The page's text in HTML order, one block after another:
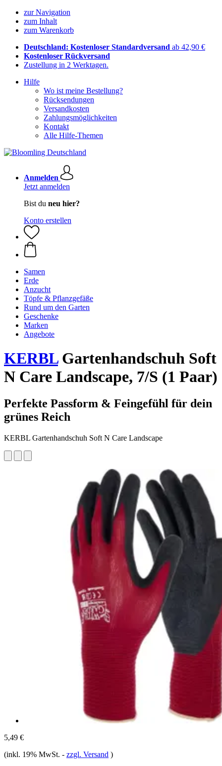
zur Navigation
zum Inhalt
zum Warenkorb
Deutschland: Kostenloser Standardversand ab 42,90 €
Kostenloser Rückversand
Zustellung in 2 Werktagen.
Hilfe
Wo ist meine Bestellung?
Rücksendungen
Versandkosten
Zahlungsmöglichkeiten
Kontakt
Alle Hilfe-Themen
Anmelden
Jetzt anmelden
Bist du neu hier?
Konto erstellen
Samen
Erde
Anzucht
Töpfe & Pflanzgefäße
Rund um den Garten
Geschenke
Marken
Angebote
KERBLGartenhandschuh Soft
N Care Landscape, 7/S (1 Paar)
Perfekte Passform & Feingefühl für dein
grünes Reich
KERBL Gartenhandschuh Soft N Care Landscape
5,49 €
(inkl. 19% MwSt. - zzgl. Versand )